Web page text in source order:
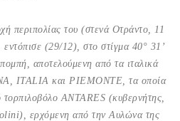
περιπολίας του (στενά Οτράντο, 11
(29/12), στο στίγμα 40° 31’
αποτελούμενη από τα ιταλικά
ITALIA και PIEMONTE, τα οποία
τορπιλοβόλο ANTARES (κυβερνήτης,
ερχόμενη από την Αυλώνα της